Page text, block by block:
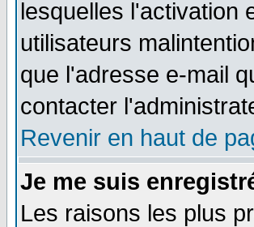
lesquelles l'activation
utilisateurs
que l'adresse e-mail
contacter
Revenir en haut de
Je me suis
Les raisons les plus